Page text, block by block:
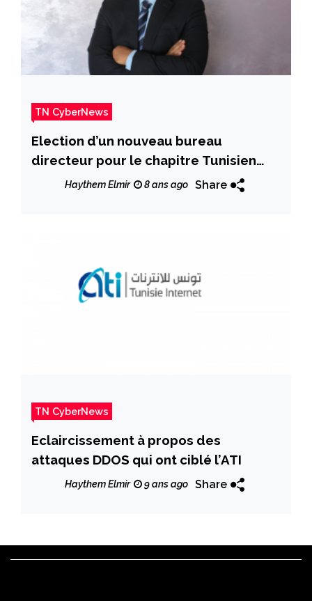
TN CyberNews
Election d’un nouveau bureau
directeur pour le chapitre Tunisien
d’Internet Society
Haythem Elmir 8 ans ago Share
TN CyberNews
Eclaircissement à propos des
attaques DDOS qui ont ciblé l’ATI
Haythem Elmir 9 ans ago Share